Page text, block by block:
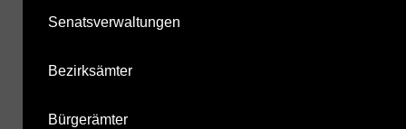
Senatsverwaltungen
Bezirksämter
Bürgerämter